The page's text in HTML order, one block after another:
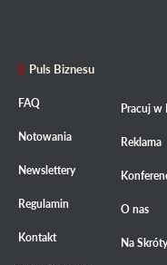
Puls Biznesu
FAQ
Notowania
Newslettery
Regulamin
Kontakt
Pracuj w
Reklama
O nas
Na Skróty